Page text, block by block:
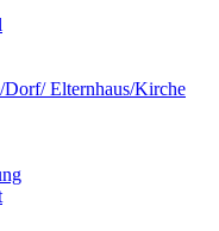
Elternhaus/Kirche